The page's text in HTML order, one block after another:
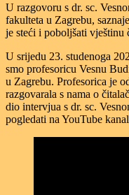
U razgovoru s dr. sc.
fakulteta u Zagrebu,
je steći i poboljšati vještinu
U srijedu 23. studenoga
smo profesoricu Vesnu
u Zagrebu. Profesorica je
razgovarala s nama o
dio intervjua s dr. sc.
pogledati na YouTube